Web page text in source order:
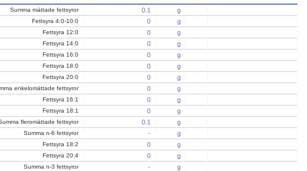
Summa mättade fettsyror 0.1 g
Fettsyra 4:0-10:0 0 g
Fettsyra 12:0 0 g
Fettsyra 14:0 0 g
Fettsyra 16:0 0 g
Fettsyra 18:0 0 g
Fettsyra 20:0 0 g
enkelomättade fettsyror 0 g
Fettsyra 16:1 0 g
Fettsyra 18:1 0 g
fleromättade fettsyror 0.1 g
Summa n-6 fettsyror - g
Fettsyra 18:2 0 g
Fettsyra 20:4 0 g
Summa n-3 fettsyror - g